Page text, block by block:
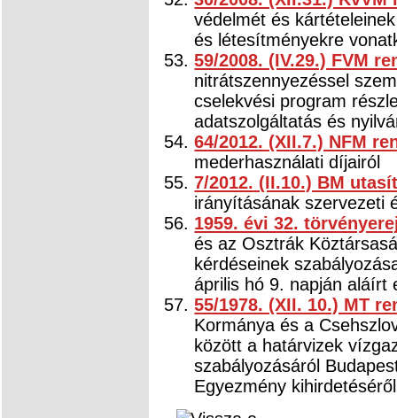
védelmét és
és létesítményekre
59/2008. (IV.29.) FVM
nitrátszennyezéssel
cselekvési program
adatszolgáltatás és
64/2012. (XII.7.) NFM
mederhasználati díjairól
7/2012. (II.10.) BM
irányításának szervezeti
1959. évi 32.
és az Osztrák
kérdéseinek
április hó 9. napján aláírt
55/1978. (XII. 10.) MT
Kormánya és a
között a határvizek
szabályozásáról
Egyezmény kihirdetéséről